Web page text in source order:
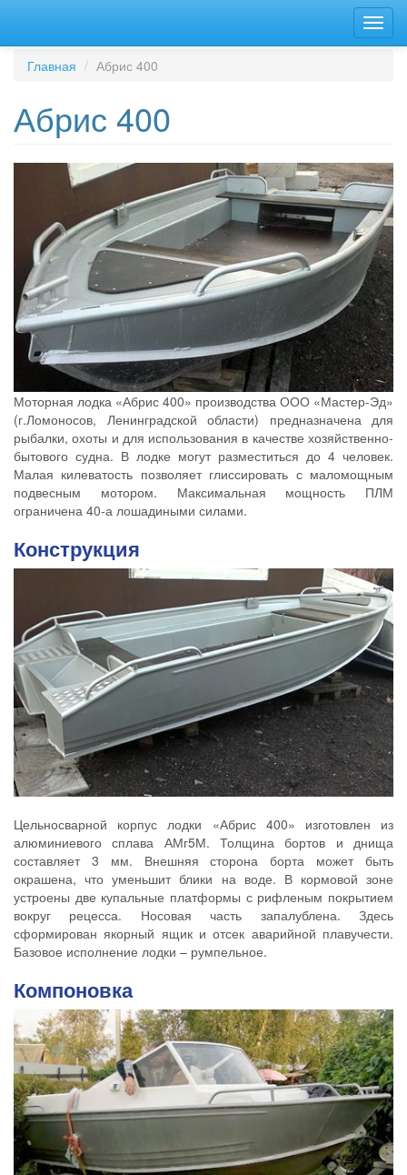
основному
содержанию
Главная
Абрис 400
Абрис 400
Моторная лодка «Абрис 400» производства ООО «Мастер-Эд»
(г.Ломоносов, Ленинградской области) предназначена для
рыбалки, охоты и для использования в качестве хозяйственно-
бытового судна. В лодке могут разместиться до 4 человек.
Малая килеватость позволяет глиссировать с маломощным
подвесным мотором. Максимальная мощность ПЛМ
ограничена 40-а лошадиными силами.
Конструкция
Цельносварной корпус лодки «Абрис 400» изготовлен из
алюминиевого сплава АМг5М. Толщина бортов и днища
составляет 3 мм. Внешняя сторона борта может быть
окрашена, что уменьшит блики на воде. В кормовой зоне
устроены две купальные платформы с рифленым покрытием
вокруг рецесса. Носовая часть запалублена. Здесь
сформирован якорный ящик и отсек аварийной плавучести.
Базовое исполнение лодки – румпельное.
Компоновка